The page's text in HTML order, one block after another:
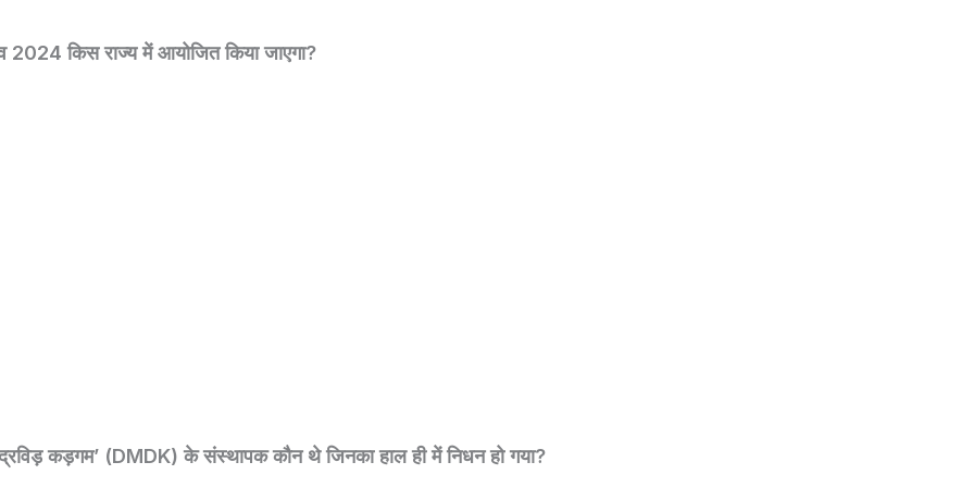
2024 किस राज्य में आयोजित किया जाएगा?
द्रविड़ कड़गम’ (DMDK) के संस्थापक कौन थे जिनका हाल ही में निधन हो गया?